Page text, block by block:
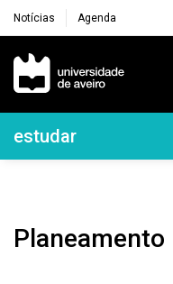
Notícias Agenda
Navegação
Navegação
estudar